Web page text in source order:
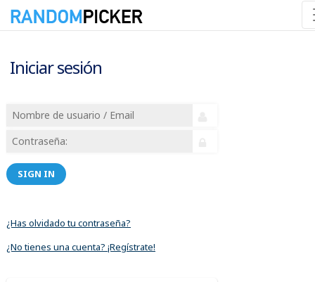
Iniciar sesión
SIGN IN
¿Has olvidado tu contraseña?
¿No tienes una cuenta? ¡Regístrate!